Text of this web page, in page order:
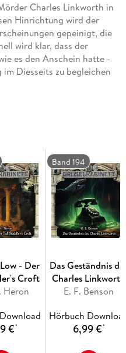
Charles Linkworth in
Hinrichtung wird der
gepeinigt, die
wird klar, dass der
es den Anschein hatte -
Diesseits zu begleichen
- Der
Croft
Heron
€*
Band 194
Das Geständnis
Charles Linkworth
E. F. Benson
Hörbuch
6,99 €*